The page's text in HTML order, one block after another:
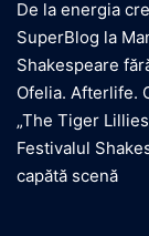
De la energia
SuperBlog la
Shakespeare
Ofelia. Afterlife.
„The Tiger
Festivalul
capătă scenă